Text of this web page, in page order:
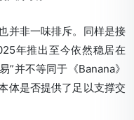
并非一味排斥。同样是接
年推出至今依然稳居在
”并不等同于《Banana》
体是否提供了足以支撑交